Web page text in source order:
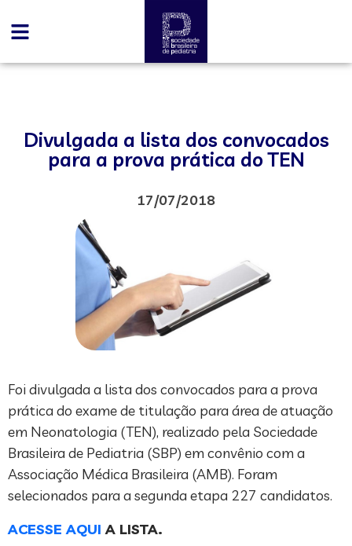
Divulgada a lista dos convocados
para a prova prática do TEN
17/07/2018
Foi divulgada a lista dos convocados para a prova
prática do exame de titulação para área de atuação
em Neonatologia (TEN), realizado pela Sociedade
Brasileira de Pediatria (SBP) em convênio com a
Associação Médica Brasileira (AMB). Foram
selecionados para a segunda etapa 227 candidatos.
ACESSE AQUI A LISTA.